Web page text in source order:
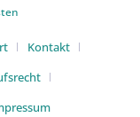
Kontakt